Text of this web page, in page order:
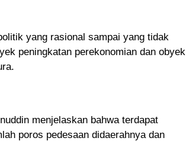
yang rasional sampai yang tidak
peningkatan perekonomian dan obyek
menjelaskan bahwa terdapat
poros pedesaan didaerahnya dan